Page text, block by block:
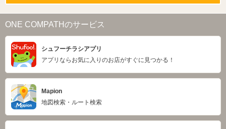
ONE COMPATHのサービス
シュフーチラシアプリ
アプリならお気に入りのお店がすぐに見つかる！
Mapion
地図検索・ルート検索